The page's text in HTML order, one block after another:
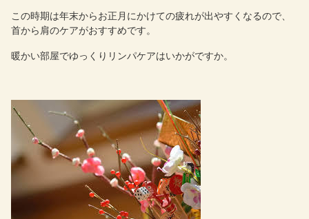
この時期は年末からお正月にかけての疲れが出やすくなるので、
首から肩のケアがおすすめです。
暖かい部屋でゆっくりリンパケアはいかがですか。